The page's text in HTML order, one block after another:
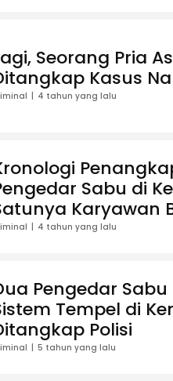
Seorang Pria
Kasus
4 tahun yang lalu
Sabu di
Karyawan
4 tahun yang lalu
Pengedar
Tempel di
Polisi
5 tahun yang lalu